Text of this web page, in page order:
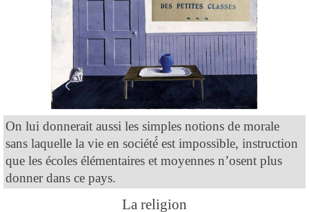
On lui donnerait aussi les simples notions de morale
sans laquelle la vie en société́ est impossible, instruction
que les écoles élémentaires et moyennes n’osent plus
donner dans ce pays.
La religion